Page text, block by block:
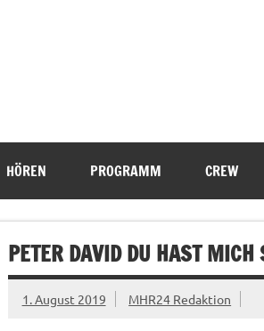
HÖREN PROGRAMM CREW
PETER DAVID DU HAST MICH
1. August 2019 MHR24 Redaktion